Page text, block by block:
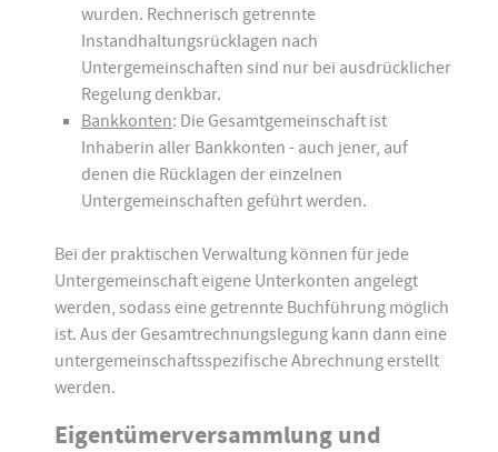
wurden. Rechnerisch getrennte
Instandhaltungsrücklagen nach
Untergemeinschaften sind nur bei ausdrücklicher
Regelung denkbar.
Bankkonten: Die Gesamtgemeinschaft ist
Inhaberin aller Bankkonten - auch jener, auf
denen die Rücklagen der einzelnen
Untergemeinschaften geführt werden.
Bei der praktischen Verwaltung können für jede
Untergemeinschaft eigene Unterkonten angelegt
werden, sodass eine getrennte Buchführung möglich
ist. Aus der Gesamtrechnungslegung kann dann eine
untergemeinschaftsspezifische Abrechnung erstellt
werden.
Eigentümerversammlung und